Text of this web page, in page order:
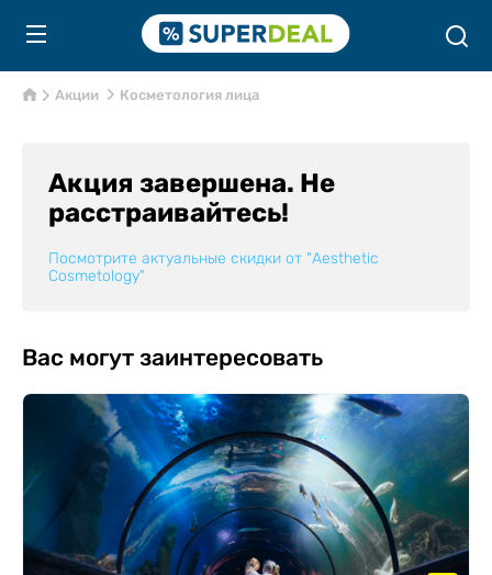
Акции Косметология лица
Акция завершена. Не
расстраивайтесь!
Посмотрите актуальные скидки от "Aesthetic
Cosmetology"
Вас могут заинтересовать